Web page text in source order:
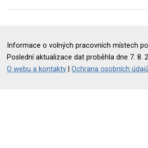
Informace o volných pracovních místech
Poslední aktualizace dat proběhla dne 7. 8.
O webu a kontakty |Ochrana osobních údajů